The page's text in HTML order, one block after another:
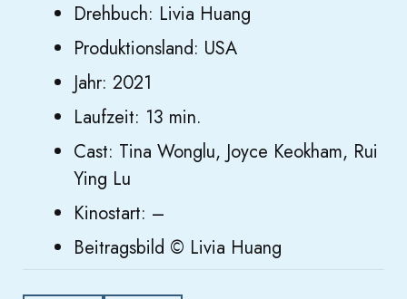
Drehbuch: Livia Huang
Produktionsland: USA
Jahr: 2021
Laufzeit: 13 min.
Cast: Tina Wonglu, Joyce Keokham, Rui
Ying Lu
Kinostart: –
Beitragsbild © Livia Huang